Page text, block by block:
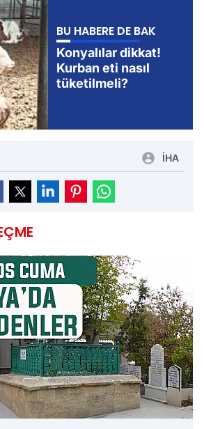
BU HABERE DE BAK
Konyalılar dikkat!
Kurban eti nasıl
tüketilmeli?
İHA